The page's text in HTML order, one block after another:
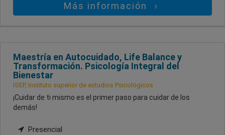
Más información
Maestría en Autocuidado, Life Balance y
Transformación. Psicología Integral del
Bienestar
ISEP, Instituto superior de estudios Psicológicos
¡Cuidar de ti mismo es el primer paso para cuidar de los
demás!
Presencial